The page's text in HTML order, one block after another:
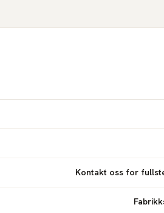
Kontakt oss for